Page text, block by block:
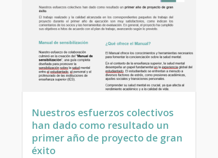
Nuestros esfuerzos colectivos
han dado como resultado un
primer año de proyecto de gran
éxito